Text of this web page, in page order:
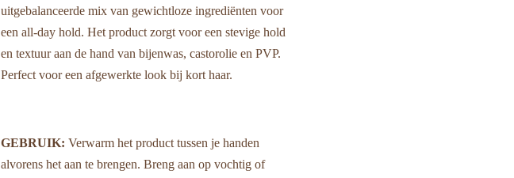
uitgebalanceerde mix van gewichtloze ingrediënten voor
een all-day hold. Het product zorgt voor een stevige hold
en textuur aan de hand van bijenwas, castorolie en PVP.
Perfect voor een afgewerkte look bij kort haar.
GEBRUIK: Verwarm het product tussen je handen
alvorens het aan te brengen. Breng aan op vochtig of